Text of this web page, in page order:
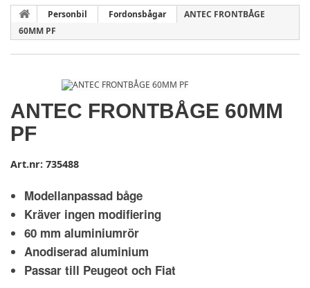
Personbil Fordonsbågar
ANTEC FRONTBÅGE
60MM PF
ANTEC FRONTBÅGE 60MM
PF
Art.nr: 735488
Modellanpassad båge
Kräver ingen modifiering
60 mm aluminiumrör
Anodiserad aluminium
Passar till Peugeot och Fiat